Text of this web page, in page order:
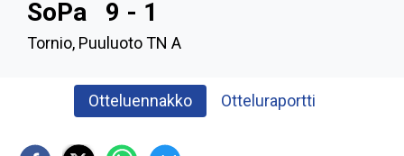
SoPa
9 - 1
Tornio, Puuluoto TN A
Otteluennakko Otteluraportti